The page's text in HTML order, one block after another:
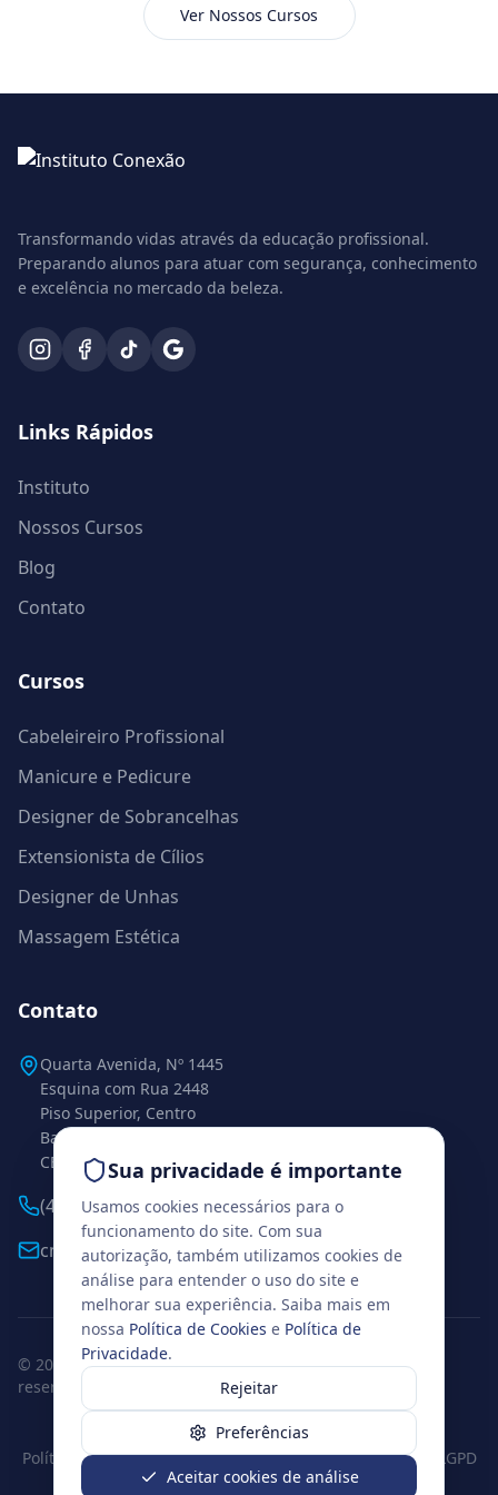
Ver Nossos Cursos
Transformando vidas através da educação profissional.
Preparando alunos para atuar com segurança, conhecimento
e excelência no mercado da beleza.
Links Rápidos
Instituto
Nossos Cursos
Blog
Contato
Cursos
Cabeleireiro Profissional
Manicure e Pedicure
Designer de Sobrancelhas
Extensionista de Cílios
Designer de Unhas
Massagem Estética
Contato
Quarta Avenida, Nº 1445
Esquina com Rua 2448
Piso Superior, Centro
Balneário Camboriú – SC
CEP 88338-112
(47) 99271-0925
cml.conexaobc@gmail.com
© 2026 www.institutoconexao.com.br. Todos os direitos
reservados.
Balneário Camboriú, Santa Catarina
Política de PrivacidadeTermos de UsoPolítica de Cookies
LGPD
Preferências de cookies
Sua privacidade é importante
Usamos cookies necessários para o
funcionamento do site. Com sua
autorização, também utilizamos cookies de
análise para entender o uso do site e
melhorar sua experiência. Saiba mais em
nossa Política de Cookies e Política de
Privacidade.
Rejeitar
Preferências
Aceitar cookies de análise